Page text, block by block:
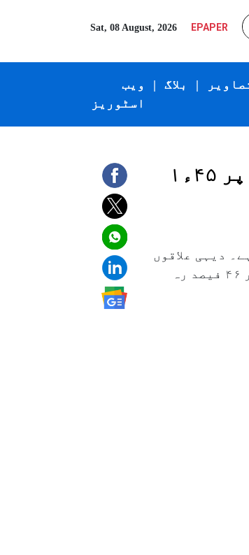
Sat, 08 August, 2026 EPAPER
ویب
اسٹوریز
| بلاگ |
پریمیم کھپت میں اضافے کے باعث ہندوستانیوں نے غیر ملکی سفر پر ۴۵ء۱
دیہی علاقوں
میں، ۲۰۰۰-۱۹۹۹ میں گھریلو اخراجات کا ۵۹ فیصد خوراک پر خرچ ہوتا تھا جو ۲۳-۲۰۲۲ء میں کم ہوکر ۴۶ فیصد رہ